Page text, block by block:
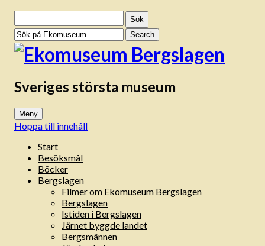
efter:
Sveriges största museum
Meny
Hoppa till innehåll
Start
Besöksmål
Böcker
Bergslagen
Filmer om Ekomuseum Bergslagen
Bergslagen
Istiden i Bergslagen
Järnet byggde landet
Bergsmännen